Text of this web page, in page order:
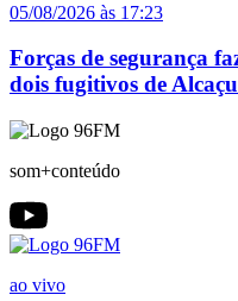
05/08/2026 às 17:23
Forças de segurança
dois fugitivos de
som+conteúdo
ao vivo